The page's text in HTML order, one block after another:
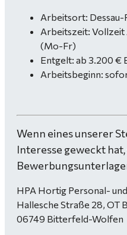
Arbeitsort: Dessau-
Arbeitszeit:
(Mo-Fr)
Entgelt: ab 3.200 €
Arbeitsbeginn:
Wenn eines unserer
Interesse geweckt
HPA Hortig Personal-
Hallesche Straße 28, OT
06749 Bitterfeld-Wolfen